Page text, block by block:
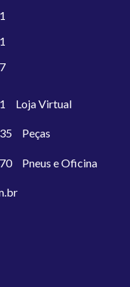
Loja Virtual
Peças
Pneus e Oficina